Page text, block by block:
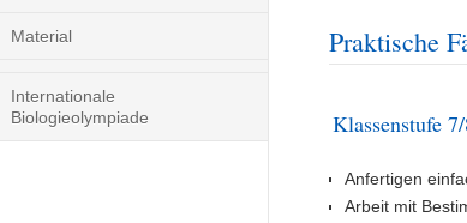
Praktische
Klassenstufe
Anfertigen
Arbeit mit
Material
Internationale
Biologieolympiade